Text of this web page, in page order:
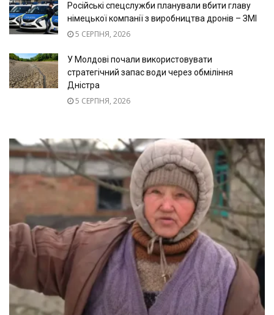
Російські спецслужби планували вбити главу
німецької компанії з виробництва дронів – ЗМІ
5 СЕРПНЯ, 2026
У Молдові почали використовувати
стратегічний запас води через обміління
Дністра
5 СЕРПНЯ, 2026